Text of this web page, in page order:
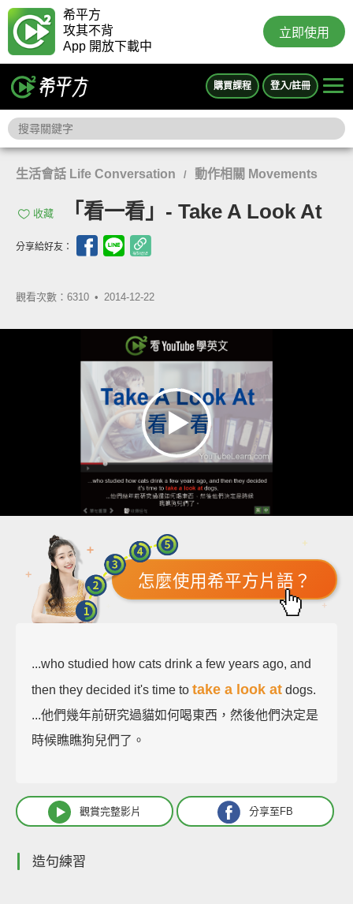
希平方
攻其不背
App 開放下載中
立即使用
購買課程 登入/註冊
生活會話 Life Conversation / 動作相關 Movements
收藏 「看一看」- Take A Look At
分享給好友：
觀看次數：6310 • 2014-12-22
怎麼使用希平方片語？
...who studied how cats drink a few years ago, and
then they decided it's time to take a look at dogs.
...他們幾年前研究過貓如何喝東西，然後他們決定是
時候瞧瞧狗兒們了。
觀賞完整影片 分享至FB
造句練習